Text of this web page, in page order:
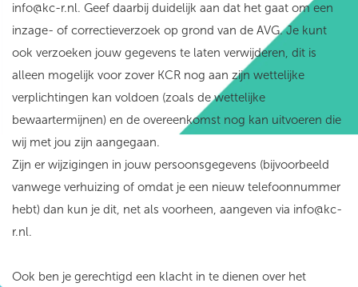
info@kc-r.nl. Geef daarbij duidelijk aan dat het gaat om een
inzage- of correctieverzoek op grond van de AVG. Je kunt
ook verzoeken jouw gegevens te laten verwijderen, dit is
alleen mogelijk voor zover KCR nog aan zijn wettelijke
verplichtingen kan voldoen (zoals de wettelijke
bewaartermijnen) en de overeenkomst nog kan uitvoeren die
wij met jou zijn aangegaan.
Zijn er wijzigingen in jouw persoonsgegevens (bijvoorbeeld
vanwege verhuizing of omdat je een nieuw telefoonnummer
hebt) dan kun je dit, net als voorheen, aangeven via info@kc-
r.nl.
Ook ben je gerechtigd een klacht in te dienen over het